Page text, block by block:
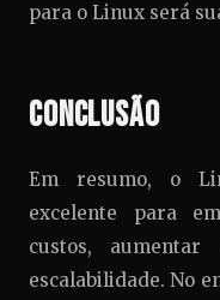
para o Linux será
Conclusão
Em resumo, o
excelente para
custos,
escalabilidade. No